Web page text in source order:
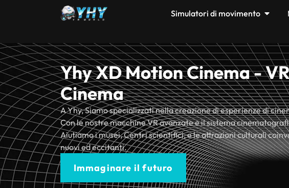
Simulatori di movimento
Yhy XD Motion Cinema -
Cinema
A Yhy, Siamo specializzati nella creazione di esperienze di
Con le nostre macchine VR avanzate e il sistema
Aiutiamo i musei, Centri scientifici, e le attrazioni culturali
nuovi ed eccitanti.
Immaginare il futuro